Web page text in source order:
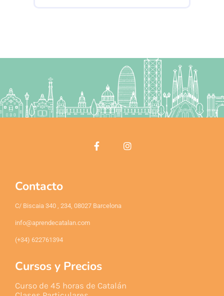
Contacto
C/ Biscaia 340 , 234, 08027 Barcelona
info@aprendecatalan.com
(+34) 622761394
Cursos y Precios
Curso de 45 horas de Catalán